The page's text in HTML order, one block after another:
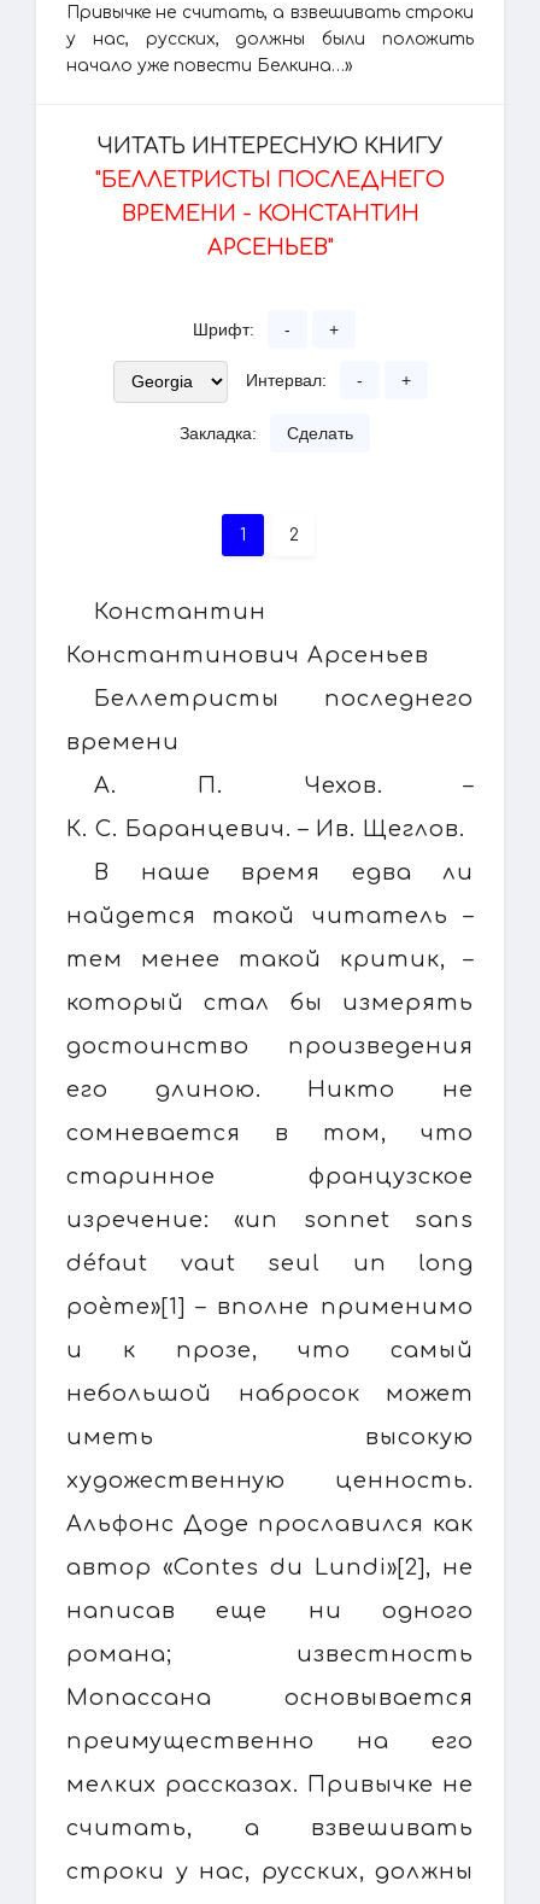
Привычке не считать, а взвешивать строки
у нас, русских, должны были положить
начало уже повести Белкина…»
ЧИТАТЬ ИНТЕРЕСНУЮ КНИГУ
"БЕЛЛЕТРИСТЫ ПОСЛЕДНЕГО
ВРЕМЕНИ - КОНСТАНТИН
АРСЕНЬЕВ"
Шрифт: - +
Интервал: - +
Закладка: Сделать
1 2
Константин
Константинович Арсеньев
Беллетристы последнего
времени
А. П. Чехов. –
К. С. Баранцевич. – Ив. Щеглов.
В наше время едва ли
найдется такой читатель –
тем менее такой критик, –
который стал бы измерять
достоинство произведения
его длиною. Никто не
сомневается в том, что
старинное французское
изречение: «un sonnet sans
défaut vaut seul un long
poème»[1] – вполне применимо
и к прозе, что самый
небольшой набросок может
иметь высокую
художественную ценность.
Альфонс Доде прославился как
автор «Contes du Lundi»[2], не
написав еще ни одного
романа; известность
Мопассана основывается
преимущественно на его
мелких рассказах. Привычке не
считать, а взвешивать
строки у нас, русских, должны